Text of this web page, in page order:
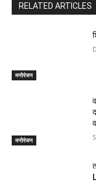
RELATED ARTICLES
मनोरंजन
मनोरंजन